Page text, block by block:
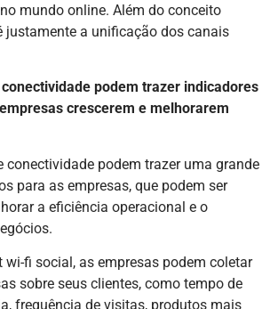
mundo online. Além do conceito
justamente a unificação dos canais
podem trazer indicadores
crescerem e melhorarem
conectividade podem trazer uma grande
para as empresas, que podem ser
a eficiência operacional e o
wi-fi social, as empresas podem coletar
sobre seus clientes, como tempo de
frequência de visitas, produtos mais